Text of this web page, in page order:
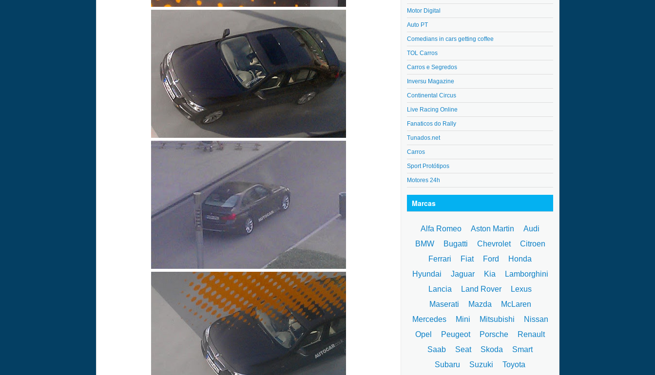
Motor Digital
Auto PT
Comedians in cars getting coffee
TOL Carros
Carros e Segredos
Inversu Magazine
Continental Circus
Live Racing Online
Fanaticos do Rally
Tunados.net
Carros
Sport Protótipos
Motores 24h
Marcas
Alfa Romeo Aston Martin
Audi
BMW
Bugatti Chevrolet
Citroen
Ferrari
Fiat Ford
Honda
Hyundai
Jaguar Kia
Lamborghini
Lancia
Land Rover
Lexus
Maserati
Mazda
McLaren
Mercedes
Mini Mitsubishi
Nissan
Opel
Peugeot Porsche
Renault
Saab
Seat Skoda
Smart
Subaru
Suzuki
Toyota